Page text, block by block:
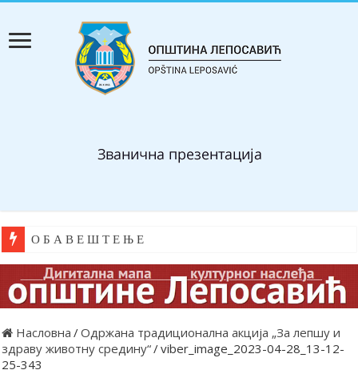
О Б А В Е Ш Т Е Њ Е
Насловна /Одржана традиционална акција „За лепшу и
здраву животну средину“/viber_image_2023-04-28_13-12-
25-343